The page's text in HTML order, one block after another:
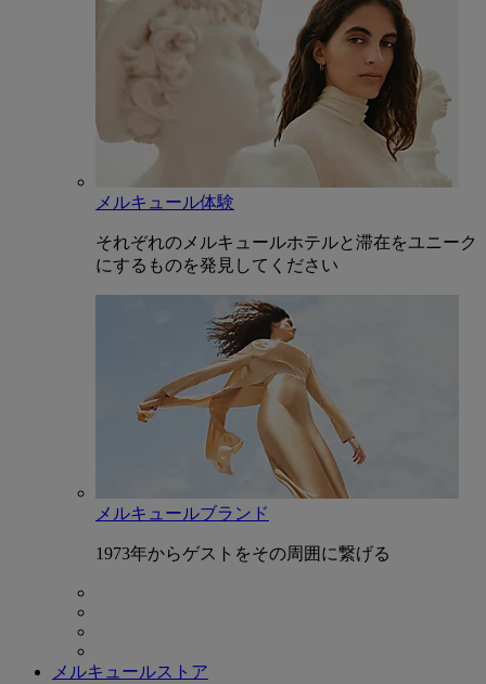
メルキュール体験
それぞれのメルキュールホテルと滞在をユニーク
にするものを発見してください
メルキュールブランド
1973年からゲストをその周囲に繋げる
メルキュールストア